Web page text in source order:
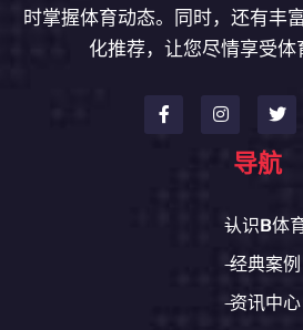
时掌握体育动态。同时，还有丰
化推荐，让您尽情享受体
导航
认识B体
经典案例
资讯中心